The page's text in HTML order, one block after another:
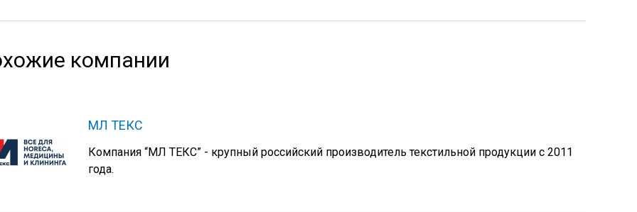
компании
МЛ ТЕКС
Компания “МЛ ТЕКС” - крупный российский производитель текстильной продукции с 2011
года.